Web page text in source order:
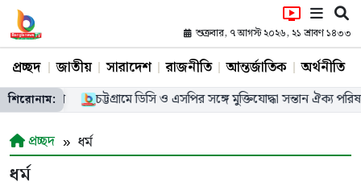
শুক্রবার, ৭ আগস্ট ২০২৬, ২১ শ্রাবণ ১৪৩৩
প্রচ্ছদ জাতীয় সারাদেশ রাজনীতি আন্তর্জাতিক অর্থনীতি
শিরোনাম:
বিতরণ চট্টগ্রামে ডিসি ও এসপির সঙ্গে মুক্তিযোদ্ধা সন্তান ঐক্য
প্রচ্ছদ ধর্ম
ধর্ম